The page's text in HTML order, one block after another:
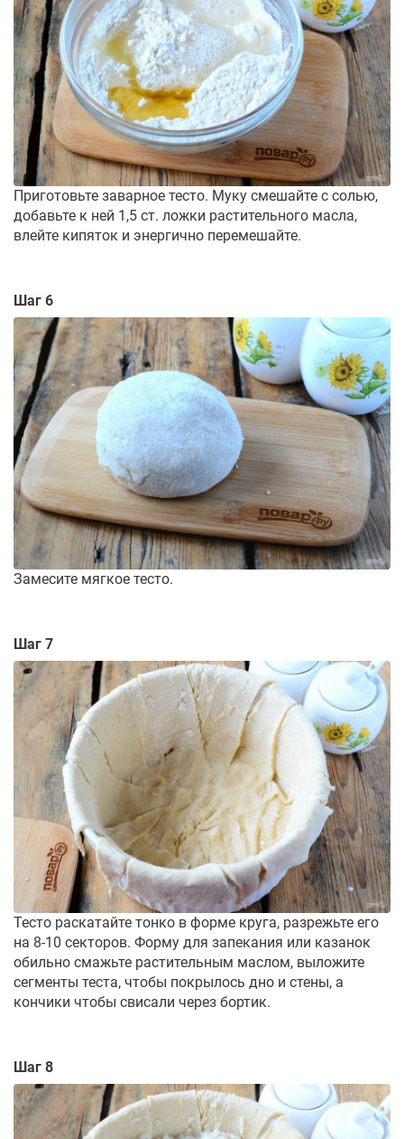
Приготовьте заварное тесто. Муку смешайте с солью,
добавьте к ней 1,5 ст. ложки растительного масла,
влейте кипяток и энергично перемешайте.
Шаг 6
Замесите мягкое тесто.
Шаг 7
Тесто раскатайте тонко в форме круга, разрежьте его
на 8-10 секторов. Форму для запекания или казанок
обильно смажьте растительным маслом, выложите
сегменты теста, чтобы покрылось дно и стены, а
кончики чтобы свисали через бортик.
Шаг 8